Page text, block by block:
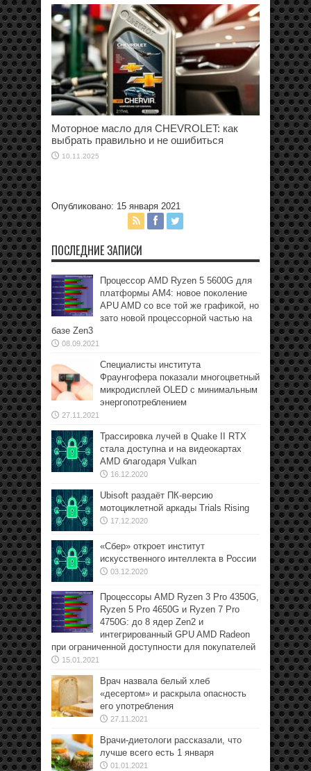
Моторное масло для CHEVROLET: как
выбрать правильно и не ошибиться
10.11.2025
Опубликовано: 15 января 2021
ПОСЛЕДНИЕ ЗАПИСИ
Процессор AMD Ryzen 5 5600G для
платформы АМ4: новое поколение
APU AMD со все той же графикой, но
зато новой процессорной частью на
базе Zen3
08.09.2021
Специалисты института
Фраунгофера показали многоцветный
микродисплей OLED с минимальным
энергопотреблением
27.11.2021
Трассировка лучей в Quake II RTX
стала доступна и на видеокартах
AMD благодаря Vulkan
16.12.2020
Ubisoft раздаёт ПК-версию
мотоциклетной аркады Trials Rising
17.12.2020
«Сбер» откроет институт
искусственного интеллекта в России
03.12.2020
Процессоры AMD Ryzen 3 Pro 4350G,
Ryzen 5 Pro 4650G и Ryzen 7 Pro
4750G: до 8 ядер Zen2 и
интегрированный GPU AMD Radeon
при ограниченной доступности для покупателей
15.01.2021
Врач назвала белый хлеб
«десертом» и раскрыла опасность
его употребления
27.11.2021
Врачи-диетологи рассказали, что
лучше всего есть 1 января
01.01.2021